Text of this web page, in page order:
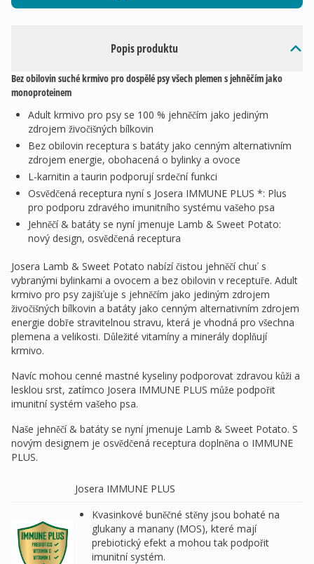
Popis produktu
Bez obilovin suché krmivo pro dospělé psy všech plemen s jehněčím jako
monoproteinem
Adult krmivo pro psy se 100 % jehněčím jako jediným
zdrojem živočišných bílkovin
Bez obilovin receptura s batáty jako cenným alternativním
zdrojem energie, obohacená o bylinky a ovoce
L-karnitin a taurin podporují srdeční funkci
Osvědčená receptura nyní s Josera IMMUNE PLUS *: Plus
pro podporu zdravého imunitního systému vašeho psa
Jehněčí & batáty se nyní jmenuje Lamb & Sweet Potato:
nový design, osvědčená receptura
Josera Lamb & Sweet Potato nabízí čistou jehněčí chuť s
vybranými bylinkami a ovocem a bez obilovin v receptuře. Adult
krmivo pro psy zajišťuje s jehněčím jako jediným zdrojem
živočišných bílkovin a batáty jako cenným alternativním zdrojem
energie dobře stravitelnou stravu, která je vhodná pro všechna
plemena a velikosti. Důležité vitamíny a minerály doplňují
krmivo.
Navíc mohou cenné mastné kyseliny podporovat zdravou kůži a
lesklou srst, zatímco Josera IMMUNE PLUS může podpořit
imunitní systém vašeho psa.
Naše jehněčí & batáty se nyní jmenuje Lamb & Sweet Potato. S
novým designem je osvědčená receptura doplněna o IMMUNE
PLUS.
Josera IMMUNE PLUS
Kvasinkové buněčné stěny jsou bohaté na
glukany a manany (MOS), které mají
prebiotický efekt a mohou tak podpořit
imunitní systém.